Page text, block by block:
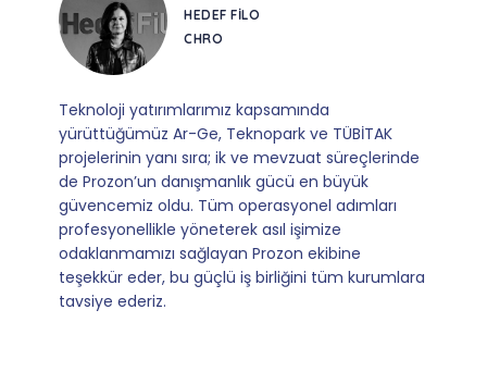
CORESYS
SATIŞ YÖNETICISI
Mevzuata uyum, başvuru ve izleme adımlarında
sağladıkları kusursuz yönlendirme sayesinde artık
operasyonlarımızı sıfır kaygı ve tam güvenle
yürütüyoruz. İş birliğimizi bizim için asıl değerli
kılan ise; ihtiyaç duyduğumuz her an ulaşılabilir
olmaları ve sorularımıza aldığımız hızlı geri
dönüşler.